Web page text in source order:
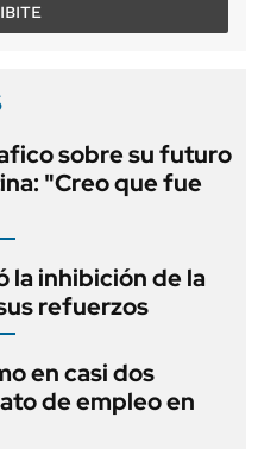
sobre su futuro
"Creo que fue
inhibición de la
refuerzos
en casi dos
de empleo en